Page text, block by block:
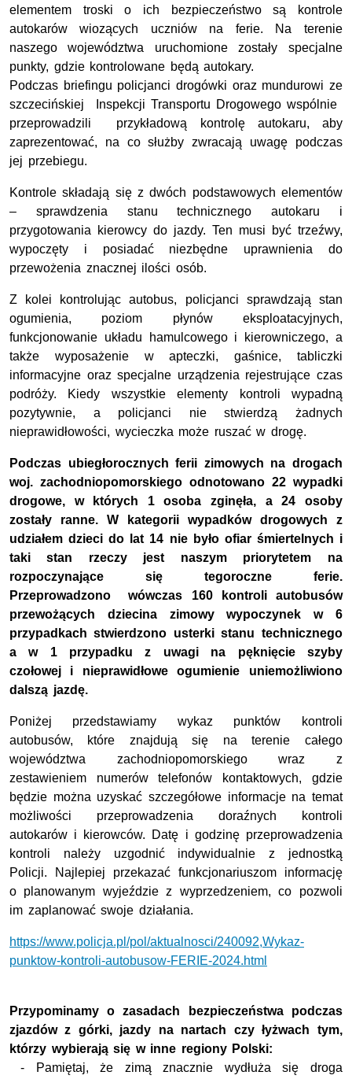
elementem troski o ich bezpieczeństwo są kontrole
autokarów wiozących uczniów na ferie. Na terenie
naszego województwa uruchomione zostały specjalne
punkty, gdzie kontrolowane będą autokary.
Podczas briefingu policjanci drogówki oraz mundurowi ze
szczecińskiej Inspekcji Transportu Drogowego wspólnie
przeprowadzili przykładową kontrolę autokaru, aby
zaprezentować, na co służby zwracają uwagę podczas
jej przebiegu.
Kontrole składają się z dwóch podstawowych elementów
– sprawdzenia stanu technicznego autokaru i
przygotowania kierowcy do jazdy. Ten musi być trzeźwy,
wypoczęty i posiadać niezbędne uprawnienia do
przewożenia znacznej ilości osób.
Z kolei kontrolując autobus, policjanci sprawdzają stan
ogumienia, poziom płynów eksploatacyjnych,
funkcjonowanie układu hamulcowego i kierowniczego, a
także wyposażenie w apteczki, gaśnice, tabliczki
informacyjne oraz specjalne urządzenia rejestrujące czas
podróży. Kiedy wszystkie elementy kontroli wypadną
pozytywnie, a policjanci nie stwierdzą żadnych
nieprawidłowości, wycieczka może ruszać w drogę.
Podczas ubiegłorocznych ferii zimowych na drogach
woj. zachodniopomorskiego odnotowano 22 wypadki
drogowe, w których 1 osoba zginęła, a 24 osoby
zostały ranne. W kategorii wypadków drogowych z
udziałem dzieci do lat 14 nie było ofiar śmiertelnych i
taki stan rzeczy jest naszym priorytetem na
rozpoczynające się tegoroczne ferie.
Przeprowadzono wówczas 160 kontroli autobusów
przewożących dziecina zimowy wypoczynek w 6
przypadkach stwierdzono usterki stanu technicznego
a w 1 przypadku z uwagi na pęknięcie szyby
czołowej i nieprawidłowe ogumienie uniemożliwiono
dalszą jazdę.
Poniżej przedstawiamy wykaz punktów kontroli
autobusów, które znajdują się na terenie całego
województwa zachodniopomorskiego wraz z
zestawieniem numerów telefonów kontaktowych, gdzie
będzie można uzyskać szczegółowe informacje na temat
możliwości przeprowadzenia doraźnych kontroli
autokarów i kierowców. Datę i godzinę przeprowadzenia
kontroli należy uzgodnić indywidualnie z jednostką
Policji. Najlepiej przekazać funkcjonariuszom informację
o planowanym wyjeździe z wyprzedzeniem, co pozwoli
im zaplanować swoje działania.
https://www.policja.pl/pol/aktualnosci/240092,Wykaz-
punktow-kontroli-autobusow-FERIE-2024.html
Przypominamy o zasadach bezpieczeństwa podczas
zjazdów z górki, jazdy na nartach czy łyżwach tym,
którzy wybierają się w inne regiony Polski:
- Pamiętaj, że zimą znacznie wydłuża się droga